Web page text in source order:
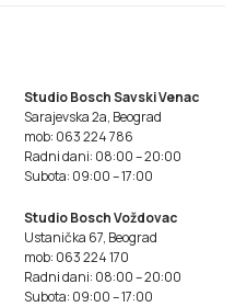
Studio Bosch Savski Venac
Sarajevska 2a, Beograd
mob: 063 224 786
Radni dani: 08:00 – 20:00
Subota: 09:00 – 17:00
Studio Bosch Voždovac
Ustanička 67, Beograd
mob: 063 224 170
Radni dani: 08:00 – 20:00
Subota: 09:00 – 17:00